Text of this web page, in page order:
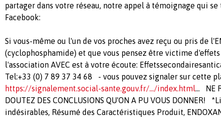
partager dans votre réseau, notre appel à témoignage qui
Facebook:
Si vous-même ou l'un de vos proches avez reçu ou pris de
(cyclophosphamide) et que vous pensez être victime
l'association AVEC est à votre écoute:
Tel:+33 (0) 7 89 37 34 68 - vous pouvez signaler sur cette
https://signalement.social-sante.gouv.fr/.../index.html... NE
DOUTEZ DES CONCLUSIONS QU'ON A PU VOUS DONNER!
indésirables, Résumé des Caractéristiques Produit,